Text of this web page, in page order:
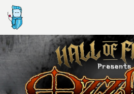
הפרופיל שלי